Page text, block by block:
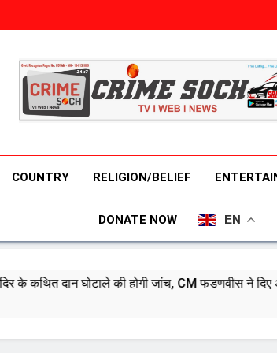
तमिलनाडु में
तमिलनाडु में पहले
खाने में
COUNTRY RELIGION/BELIEF
DONATE NOW EN
की होगी जांच, CM फडणवीस ने दिए आदेश